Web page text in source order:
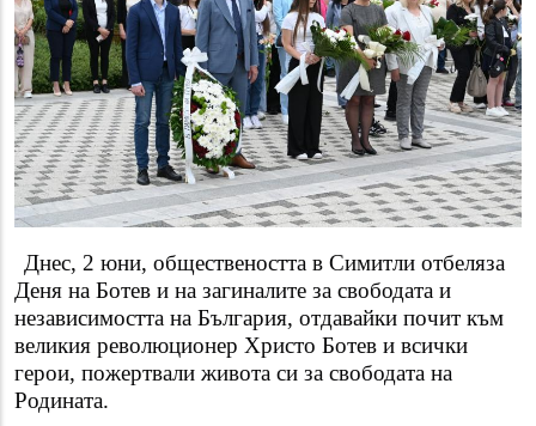
Днес, 2 юни, обществеността в Симитли отбеляза
Деня на Ботев и на загиналите за свободата и
независимостта на България, отдавайки почит към
великия революционер Христо Ботев и всички
герои, пожертвали живота си за свободата на
Родината.